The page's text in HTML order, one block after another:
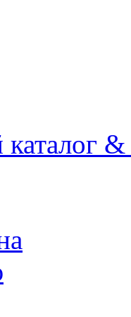
каталог